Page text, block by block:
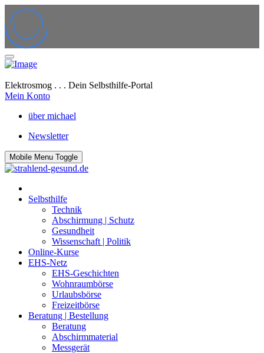
Elektrosmog . . . Dein Selbsthilfe-Portal
Mein Konto
über michael
Newsletter
Mobile Menu Toggle
Selbsthilfe
Technik
Abschirmung | Schutz
Gesundheit
Wissenschaft | Politik
Online-Kurse
EHS-Netz
EHS-Geschichten
Wohnraumbörse
Urlaubsbörse
Freizeitbörse
Beratung | Bestellung
Beratung
Abschirmmaterial
Messgerät